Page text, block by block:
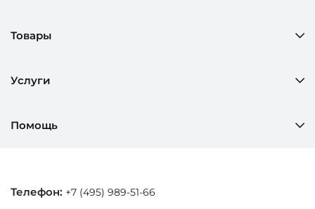
Товары
Услуги
Помощь
Телефон: +7 (495) 989-51-66